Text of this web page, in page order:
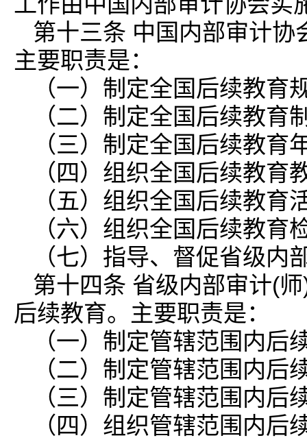
第十三条 中国内部审计
主要职责是：
（一）制定全国后续教育
（二）制定全国后续教育
（三）制定全国后续教
（四）组织全国后续教育
（五）组织全国后续教育
（六）组织全国后续教育
（七）指导、督促省级
第十四条 省级内部审计(
后续教育。主要职责是：
（一）制定管辖范围内后
（二）制定管辖范围内后
（三）制定管辖范围内
（四）组织管辖范围内后